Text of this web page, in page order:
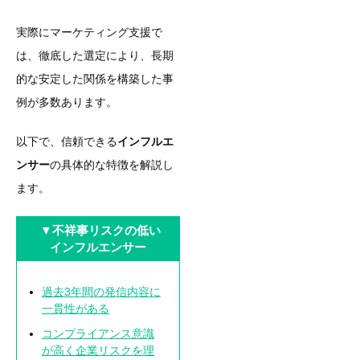
実際にマーケティング支援で
は、徹底した選定により、長期
的な安定した関係を構築した事
例が多数あります。
以下で、信頼できるインフルエ
ンサーの具体的な特徴を解説し
ます。
▼不祥事リスクの低い
インフルエンサー
過去3年間の発信内容に
一貫性がある
コンプライアンス意識
が高く企業リスクを理